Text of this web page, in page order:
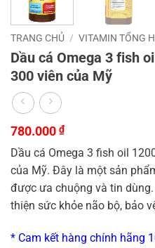
TRANG CHỦ / VITAMIN TỔNG
Dầu cá Omega 3 fish
300 viên của Mỹ
780.000 ₫
Dầu cá Omega 3 fish oil
của Mỹ. Đây là một sản
được ưa chuộng và tin
thiện sức khỏe não bộ, bảo
* Cam kết hàng chính hãng